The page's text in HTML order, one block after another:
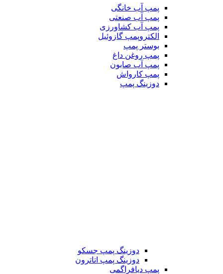
پمپ آب خانگی
پمپ آب صنعتی
پمپ آب کشاورزی
الکتروپمپ گازوئیل
بوستر پمپ
پمپ روغن داغ
پمپ آب صابون
پمپ کارواش
دوزینگ پمپ
دوزینگ پمپ جسکو
دوزینگ پمپ اتاترون
پمپ دیافراگمی